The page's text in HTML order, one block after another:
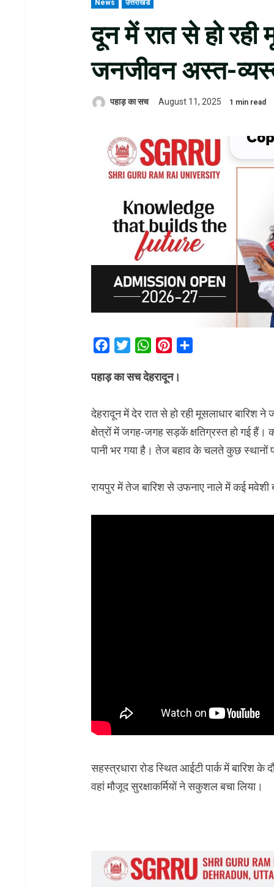
News उत्तराखंड
दून में रात से हो रही
जनजीवन अस्त-
पहाड़ का सच August 11, 2025 1 min read
Facebook
TwitterWhatsAppPinterest
पहाड़ का सच देहरादून।
देहरादून में देर रात से हो रही मूसलाधार
क्षेत्रों में जगह-जगह सड़कें क्षतिग्रस्त हो गई हैं।
पानी भर गया है। तेज बहाव के चलते कुछ स्थानों
रायपुर में तेज बारिश से उफनाए नाले में कई मवेशी
सहस्त्रधारा रोड स्थित आईटी पार्क में बारिश
वहां मौजूद सुरक्षाकर्मियों ने सकुशल बचा लिया।